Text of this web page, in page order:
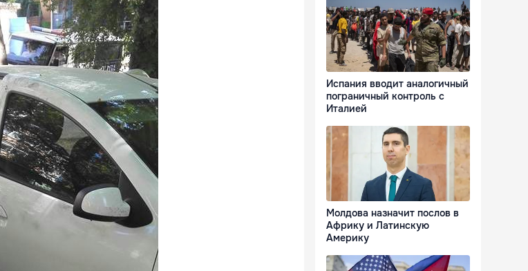
Испания вводит аналогичный
пограничный контроль с
Италией
Молдова назначит послов в
Африку и Латинскую
Америку